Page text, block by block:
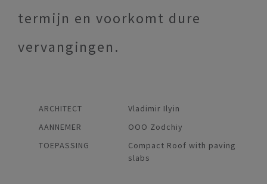
termijn en voorkomt dure
vervangingen.
ARCHITECT
Vladimir Ilyin
AANNEMER
OOO Zodchiy
TOEPASSING
Compact Roof with paving
slabs